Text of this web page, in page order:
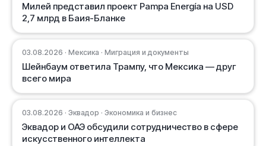
Милей представил проект Pampa Energía на USD
2,7 млрд в Баия-Бланке
03.08.2026 · Мексика · Миграция и документы
Шейнбаум ответила Трампу, что Мексика — друг
всего мира
03.08.2026 · Эквадор · Экономика и бизнес
Эквадор и ОАЭ обсудили сотрудничество в сфере
искусственного интеллекта